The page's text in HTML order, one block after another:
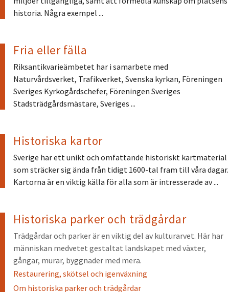
historia. Några exempel ...
Fria eller fälla
Riksantikvarieämbetet har i samarbete med
Naturvårdsverket, Trafikverket, Svenska kyrkan, Föreningen
Sveriges Kyrkogårdschefer, Föreningen Sveriges
Stadsträdgårdsmästare, Sveriges ...
Historiska kartor
Sverige har ett unikt och omfattande historiskt kartmaterial
som sträcker sig ända från tidigt 1600-tal fram till våra dagar.
Kartorna är en viktig källa för alla som är intresserade av ...
Historiska parker och trädgårdar
Trädgårdar och parker är en viktig del av kulturarvet. Här har
människan medvetet gestaltat landskapet med växter,
gångar, murar, byggnader med mera.
Restaurering, skötsel och igenväxning
Om historiska parker och trädgårdar